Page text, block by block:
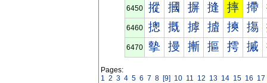
6450 摐 摑 摒 摓 摔 摕
6460 摠 摡 摢 摣 摤 摥
6470 摰 摱 摲 摳 摴 摵
Pages:
1 2 3 4 5 6 7 8 [9] 10 11 12 13 14 15 16 17